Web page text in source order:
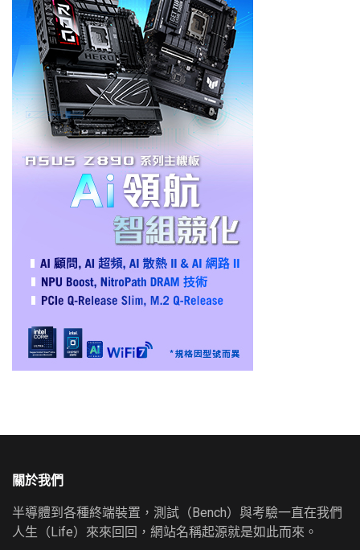
關於我們
半導體到各種終端裝置，測試（Bench）與考驗一直在我們
人生（Life）來來回回，網站名稱起源就是如此而來。